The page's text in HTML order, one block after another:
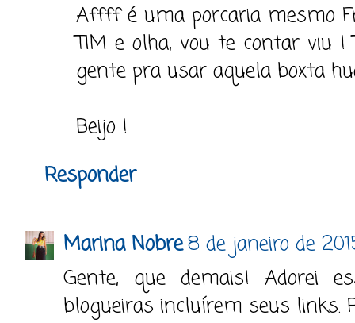
Affff é uma porcaria mesmo
TIM e olha, vou te contar viu
gente pra usar aquela boxta
Beijo !
Responder
Marina Nobre8 de janeiro de
Gente, que demais! Adorei
blogueiras incluírem seus links.